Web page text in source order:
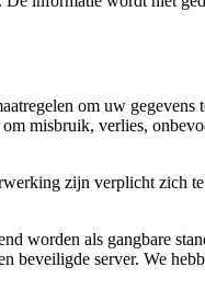
om uw gegevens
misbruik, verlies,
zijn verplicht zich
worden als gangbare
server. We